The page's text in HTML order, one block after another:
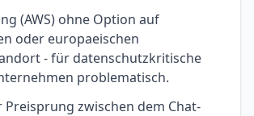
(AWS) ohne Option auf
oder europaeischen
- für datenschutzkritische
problematisch.
Preisprung zwischen dem Chat-